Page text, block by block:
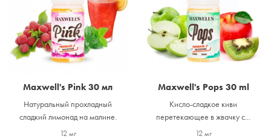
Maxwell's Pink 30 мл
Натуральный прохладный
сладкий лимонад на малине.
12 мг
Maxwell's Pops 30 ml
Кисло-сладкое киви
перетекающее в жвачку с...
12 мг